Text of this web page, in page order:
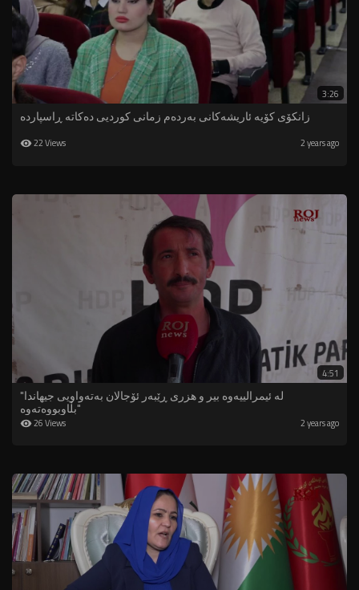
3:26
زانکۆی کۆیە ئاریشەکانی بەردەم زمانی کوردیی دەکاتە ڕاسپاردە
22 Views 2 years ago
4:51
"لە ئیمرالییەوە بیر و هزری ڕێبەر ئۆجالان بەتەواویی جیهاندا
بڵاوبووەتەوە"
26 Views 2 years ago